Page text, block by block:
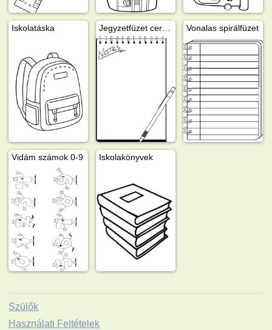
Iskolatáska Vonalas spirálfüzet
Vidám számok 0-9 Iskolakönyvek
Szülők
Használati Feltételek